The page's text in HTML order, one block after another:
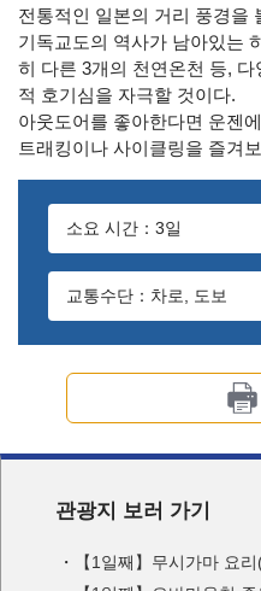
전통적인 일본의 거리 풍경을
기독교도의 역사가 남아있는
히 다른 3개의 천연온천 등,
적 호기심을 자극할 것이다.
아웃도어를 좋아한다면 운젠
트래킹이나 사이클링을 즐겨
소요 시간：3일
교통수단：차로, 도보
관광지 보러 가기
【1일째】무시가마 요